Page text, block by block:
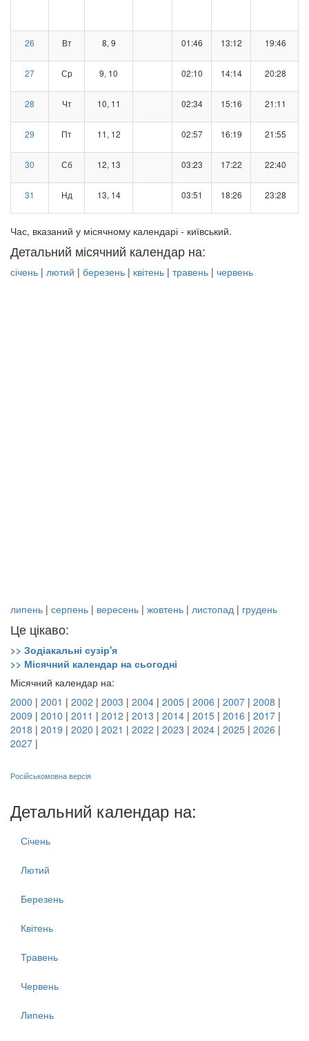
26 Вт 8, 9 01:46 13:12 19:46
27 Ср 9, 10 02:10 14:14 20:28
28 Чт 10, 11 02:34 15:16 21:11
29 Пт 11, 12 02:57 16:19 21:55
30 Сб 12, 13 03:23 17:22 22:40
31 Нд 13, 14 03:51 18:26 23:28
Час, вказаний у місячному календарі - київський.
Детальний місячний календар на:
січень | лютий | березень | квітень | травень | червень
липень | серпень | вересень | жовтень | листопад | грудень
Це цікаво:
>> Зодіакальні сузір'я
>> Місячний календар на сьогодні
Місячний календар на:
2000 | 2001 | 2002 | 2003 | 2004 | 2005 | 2006 | 2007 | 2008 |
2009 | 2010 | 2011 | 2012 | 2013 | 2014 | 2015 | 2016 | 2017 |
2018 | 2019 | 2020 | 2021 | 2022 | 2023 | 2024 | 2025 | 2026 |
2027 |
Російськомовна версія
Детальний календар на:
Січень
Лютий
Березень
Квітень
Травень
Червень
Липень